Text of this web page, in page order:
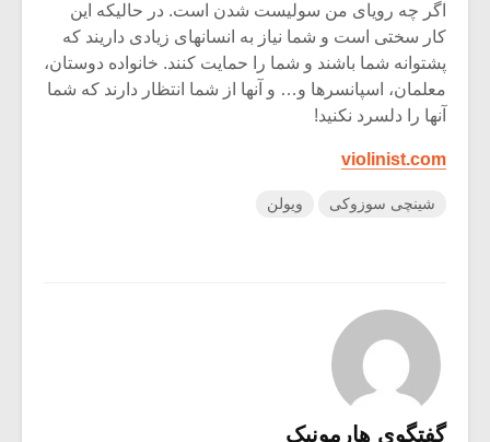
اگر چه رویای من سولیست شدن است. در حالیکه این
کار سختی است و شما نیاز به انسانهای زیادی داریند که
پشتوانه شما باشند و شما را حمایت کنند. خانواده دوستان،
معلمان، اسپانسرها و… و آنها از شما انتظار دارند که شما
آنها را دلسرد نکنید!
violinist.com
شینچی سوزوکی ویولن
گفتگوی هارمونیک